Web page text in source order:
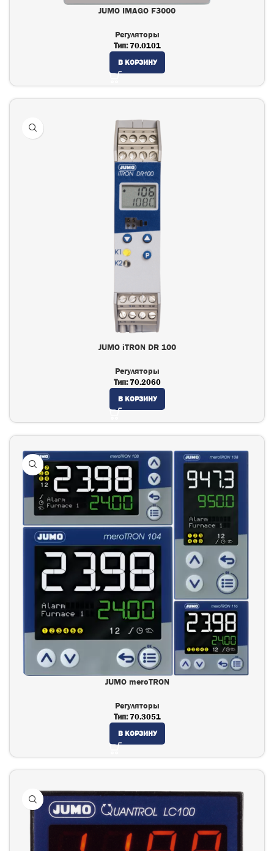
JUMO IMAGO F3000
Регуляторы
Тип:70.0101
В КОРЗИНУ
JUMO iTRON DR 100
Регуляторы
Тип:70.2060
В КОРЗИНУ
JUMO meroTRON
Регуляторы
Тип:70.3051
В КОРЗИНУ